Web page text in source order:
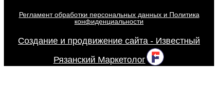
Регламент обработки персональных данных и Политика
конфиденциальности
Создание и продвижение сайта - Известный
Рязанский Маркетолог